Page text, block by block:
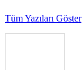
Tüm Yazıları Göster